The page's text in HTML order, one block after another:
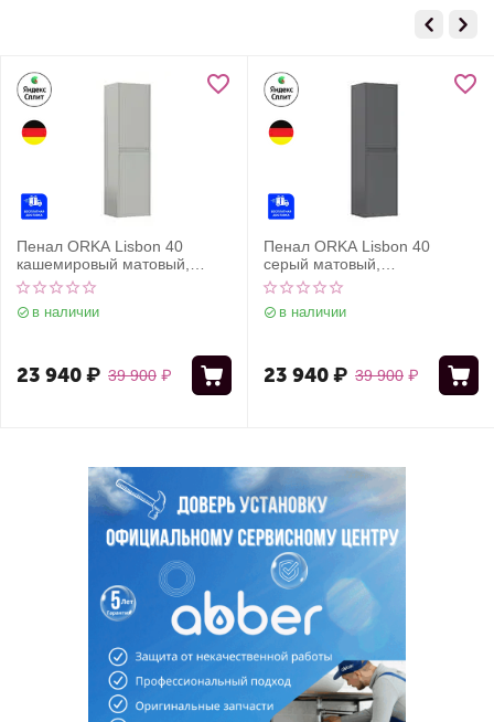
Пенал ORKA Lisbon 40
кашемировый матовый,
универсальный
в наличии
39 900 ₽
23 940₽
Пенал ORKA Lisbon 40
серый матовый,
универсальный
в наличии
39 900 ₽
23 940₽